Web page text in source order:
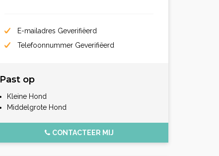
E-mailadres Geverifiëerd
Telefoonnummer Geverifiëerd
Past op
Kleine Hond
Middelgrote Hond
CONTACTEER MIJ